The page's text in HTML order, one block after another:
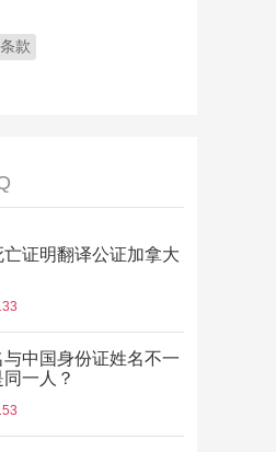
款
证明翻译公证加拿大
中国身份证姓名不一
一人？